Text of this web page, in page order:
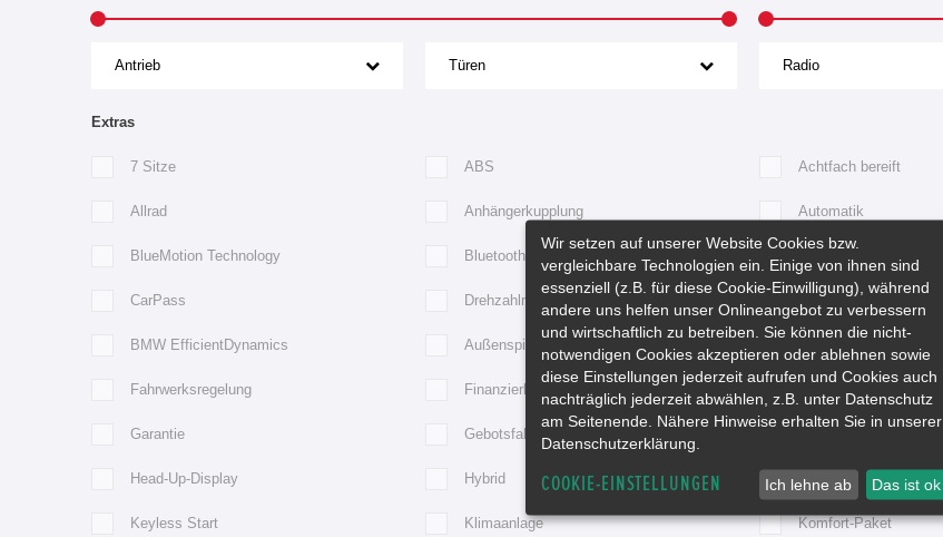
Antrieb Türen Radio
Extras
7 Sitze ABS Achtfach bereift
Allrad Anhängerkupplung Automatik
BlueMotion Technology Bluetooth Bordcomputer
CarPass Drehzahlmesser Durchladesystem
BMW EfficientDynamics Außenspiegel elektr. anklappbar Elektr. Fensterheber
Fahrwerksregelung Finanzierbar Freisprecheinrichtung
Garantie Gebotsfahrzeug
Head-Up-Display Hybrid iPod Vorbereitung
Keyless Start Klimaanlage Komfort-Paket
Wir setzen auf unserer Website Cookies bzw.
vergleichbare Technologien ein. Einige von ihnen sind
essenziell (z.B. für diese Cookie-Einwilligung), während
andere uns helfen unser Onlineangebot zu verbessern
und wirtschaftlich zu betreiben. Sie können die nicht-
notwendigen Cookies akzeptieren oder ablehnen sowie
diese Einstellungen jederzeit aufrufen und Cookies auch
nachträglich jederzeit abwählen, z.B. unter Datenschutz
am Seitenende. Nähere Hinweise erhalten Sie in unserer
Datenschutzerklärung.
COOKIE-EINSTELLUNGEN Ich lehne ab Das ist ok